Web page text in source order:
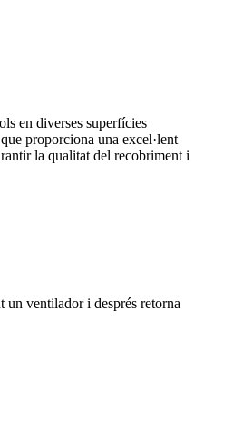
en diverses superfícies
proporciona una excel·lent
la qualitat del recobriment i
ventilador i després retorna